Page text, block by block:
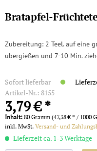
Bratapfel-
Zubereitung: 2 Teel. auf eine
übergießen und 7-10 Min.
Sofort lieferbar
Artikel-Nr.: 8155
3,79 € *
Inhalt: 80 Gramm (47,38 € * / 1000
inkl. MwSt. Versand- und
Lieferzeit ca. 1-3 Werktage